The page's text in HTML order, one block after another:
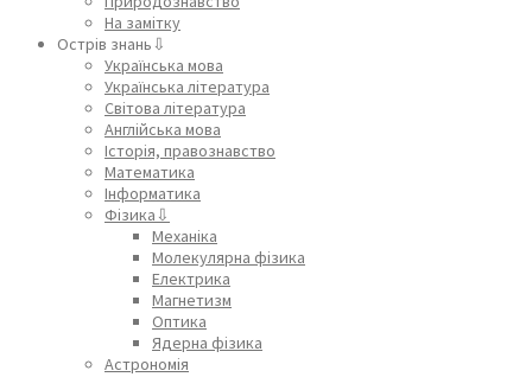
На замітку
Острів знань⇩
Українська мова
Українська література
Світова література
Англійська мова
Історія, правознавство
Математика
Інформатика
Фізика⇩
Механіка
Молекулярна фізика
Електрика
Магнетизм
Оптика
Ядерна фізика
Астрономія